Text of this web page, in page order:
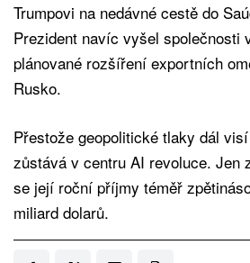
Trumpovi na nedávné cestě do
Prezident navíc vyšel společnosti
plánované rozšíření exportních
Rusko.
Přestože geopolitické tlaky dál
zůstává v centru AI revoluce. Jen
se její roční příjmy téměř
miliard dolarů.